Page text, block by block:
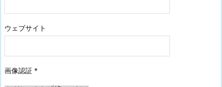
ウェブサイト
画像認証 *